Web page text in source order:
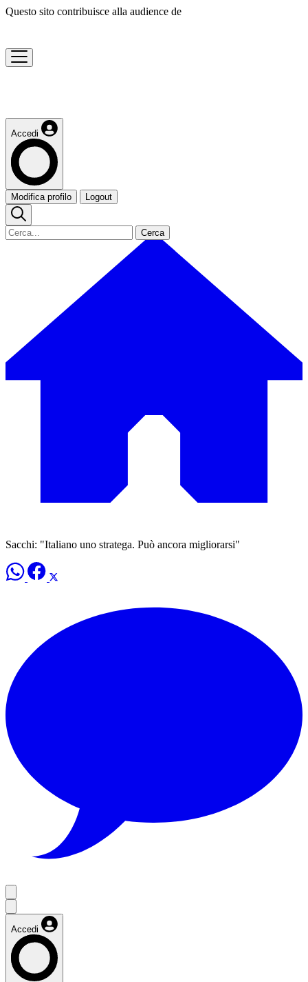
Questo sito contribuisce alla audience de
Accedi
Modifica profilo Logout
Cerca
Sacchi: "Italiano uno stratega. Può ancora migliorarsi"
Accedi